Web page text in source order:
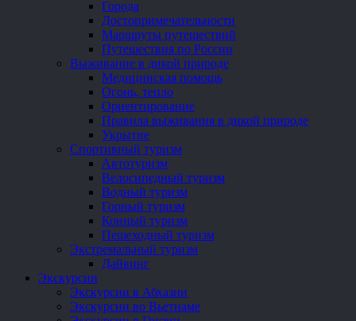
Города
Достопримечательности
Маршруты путешествий
Путешествия по России
Выживание в дикой природе
Медицинская помощь
Огонь, тепло
Ориентирование
Правила выживания в дикой природе
Укрытие
Спортивный туризм
Автотуризм
Велосипедный туризм
Водный туризм
Горный туризм
Конный туризм
Пешеходный туризм
Экстремальный туризм
Дайвинг
Экскурсии
Экскурсии в Абхазии
Экскурсии во Вьетнаме